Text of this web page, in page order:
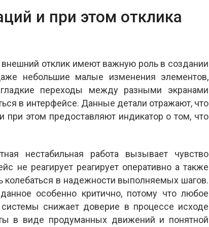
и при этом отклика
отклик имеют важную роль в создании
небольшие малые изменения элементов,
переходы между разными экранами
в интерфейсе. Данные детали отражают, что
при этом предоставляют индикатор о том, что
нестабильная работа вызывает чувство
не реагирует реагирует оперативно а также
колебаться в надежности выполняемых шагов.
особенно критично, потому что любое
снижает доверие в процессе исходе
в виде продуманных движений и понятной